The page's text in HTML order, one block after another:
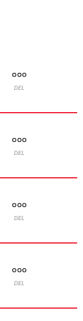
DEL
DEL
DEL
DEL